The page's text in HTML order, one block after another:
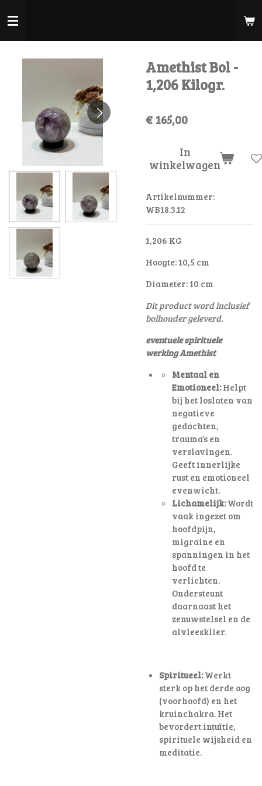
direct
Amethist Bol -
1,206 Kilogr.
€ 165,00
In
winkelwagen
Artikelnummer:
WB18.3.12
1,206 KG
Hoogte: 10,5 cm
Diameter: 10 cm
Dit product word inclusief
bolhouder geleverd.
eventuele spirituele
werking Amethist
Mentaal en
Emotioneel:Helpt
bij het loslaten van
negatieve
gedachten,
trauma’s en
verslavingen.
Geeft innerlijke
rust en emotioneel
evenwicht.
Lichamelijk:Wordt
vaak ingezet om
hoofdpijn,
migraine en
spanningen in het
hoofd te
verlichten.
Ondersteunt
daarnaast het
zenuwstelsel en de
alvleesklier.
Spiritueel:Werkt
sterk op het derde oog
(voorhoofd) en het
kruinchakra. Het
bevordert intuïtie,
spirituele wijsheid en
meditatie.